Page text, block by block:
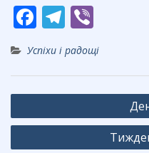
F
ac
e
b
o
T
el
e
gr
m
b
er
Успіхи і радощі
Навігація
записів